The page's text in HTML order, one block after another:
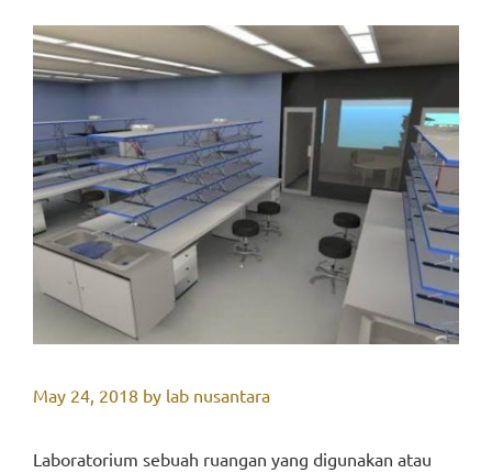
May 24, 2018 by lab nusantara
Laboratorium sebuah ruangan yang digunakan atau